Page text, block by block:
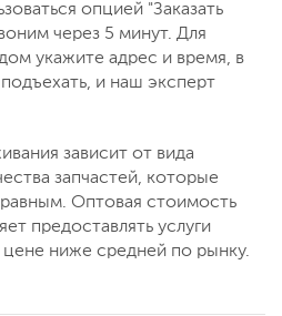
опцией "Заказать
через 5 минут. Для
укажите адрес и время, в
и наш эксперт
зависит от вида
запчастей, которые
Оптовая стоимость
предоставлять услуги
ниже средней по рынку.